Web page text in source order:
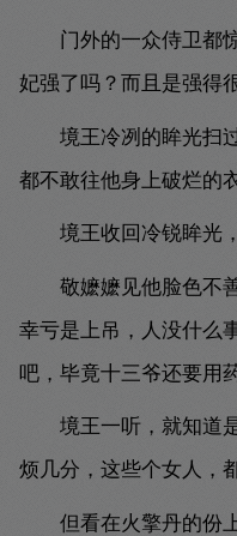
门外的一众侍卫
妃强了吗？而且是强得
境王冷冽的眸光扫
都不敢往他身上破烂的
境王收回冷锐眸光
敬嬷嬷见他脸色不
幸亏是上吊，人没什么
吧，毕竟十三爷还要用
境王一听，就知道
烦几分，这些个女人，
但看在火擎丹的份